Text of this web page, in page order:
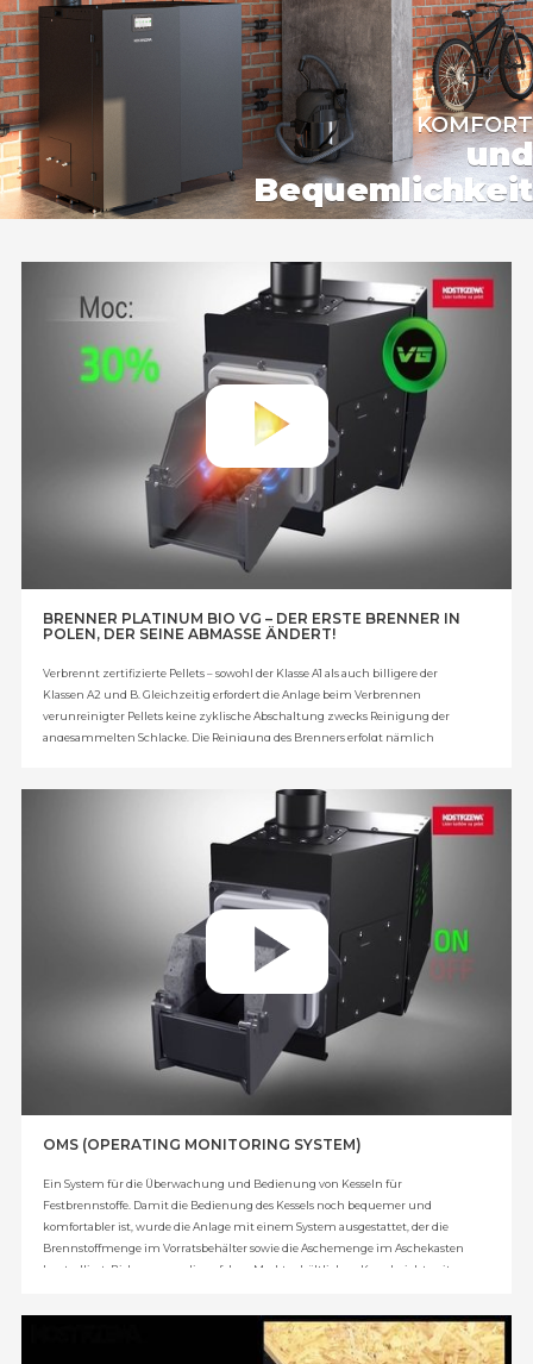
KOMFORT
und
Bequemlichkeit
BRENNER PLATINUM BIO VG – DER ERSTE BRENNER IN
POLEN, DER SEINE ABMASSE ÄNDERT!
Verbrennt zertifizierte Pellets – sowohl der Klasse A1 als auch billigere der
Klassen A2 und B. Gleichzeitig erfordert die Anlage beim Verbrennen
verunreinigter Pellets keine zyklische Abschaltung zwecks Reinigung der
angesammelten Schlacke. Die Reinigung des Brenners erfolgt nämlich
OMS (OPERATING MONITORING SYSTEM)
Ein System für die Überwachung und Bedienung von Kesseln für
Festbrennstoffe. Damit die Bedienung des Kessels noch bequemer und
komfortabler ist, wurde die Anlage mit einem System ausgestattet, der die
Brennstoffmenge im Vorratsbehälter sowie die Aschemenge im Aschekasten
kontrolliert. Bisher waren die auf dem Markt erhältlichen Kessel nicht mit
Behälters und die Entnahme der Asche zu denken. Das von der Firma
KOSTRZEWA konstruierte System misst die Brennstoffmenge und informiert
den Anwender mit großem Vorlauf über die notwendigen Arbeiten (also das